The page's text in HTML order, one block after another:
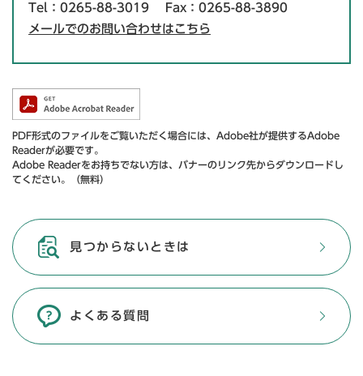
Tel：0265-88-3019
Fax：0265-88-3890
メールでのお問い合わせはこちら
PDF形式のファイルをご覧いただく場合には、Adobe社が提供するAdobe
Readerが必要です。
Adobe Readerをお持ちでない方は、バナーのリンク先からダウンロードし
てください。（無料）
見つからないときは
よくある質問